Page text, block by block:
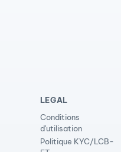
LEGAL
Conditions
d'utilisation
Politique KYC/LCB-